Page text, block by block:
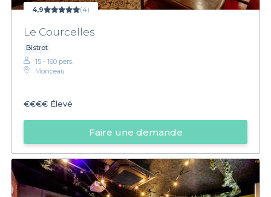
4,9 (4)
Le Courcelles
Bistrot
15 - 160 pers.
Monceau
€€€€ Élevé
Faire une demande